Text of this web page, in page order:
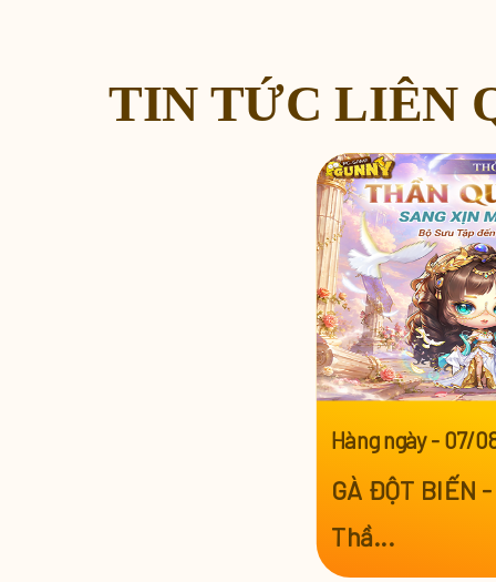
TIN TỨC LIÊN
Hàng ngày- 07/
GÀ ĐỘT BIẾN
Thầ...